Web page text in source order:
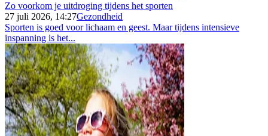
Zo voorkom je uitdroging tijdens het sporten
27 juli 2026, 14:27Gezondheid
Sporten is goed voor lichaam en geest. Maar tijdens intensieve
inspanning is het...